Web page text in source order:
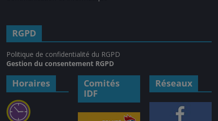
RGPD
Politique de confidentialité du RGPD
Gestion du consentement RGPD
Horaires
Comités
IDF
Réseaux